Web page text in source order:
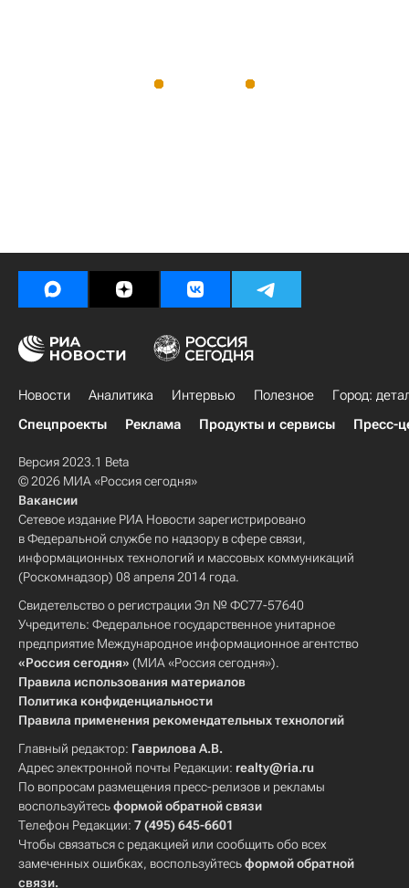
Новости Аналитика Интервью Полезное
Город:
Спецпроекты
Реклама Продукты и сервисы Пресс-
Версия 2023.1 Beta
© 2026 МИА «Россия сегодня»
Вакансии
Сетевое издание РИА Новости зарегистрировано
в Федеральной службе по надзору в сфере связи,
информационных технологий и массовых коммуникаций
(Роскомнадзор) 08 апреля 2014 года.
Свидетельство о регистрации Эл № ФС77-57640
Учредитель: Федеральное государственное унитарное
предприятие Международное информационное агентство
«Россия сегодня» (МИА «Россия сегодня»).
Правила использования материалов
Политика конфиденциальности
Правила применения рекомендательных технологий
Главный редактор: Гаврилова А.В.
Адрес электронной почты Редакции: realty@ria.ru
По вопросам размещения пресс-релизов и рекламы
воспользуйтесьформой обратной связи
Телефон Редакции: 7 (495) 645-6601
Чтобы связаться с редакцией или сообщить обо всех
замеченных ошибках, воспользуйтесьформой обратной
связи.